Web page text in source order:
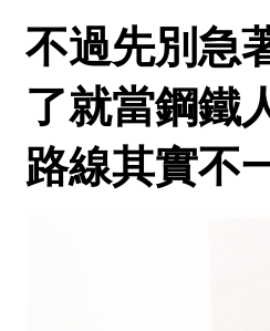
不過先別急
了就當鋼鐵
路線其實不